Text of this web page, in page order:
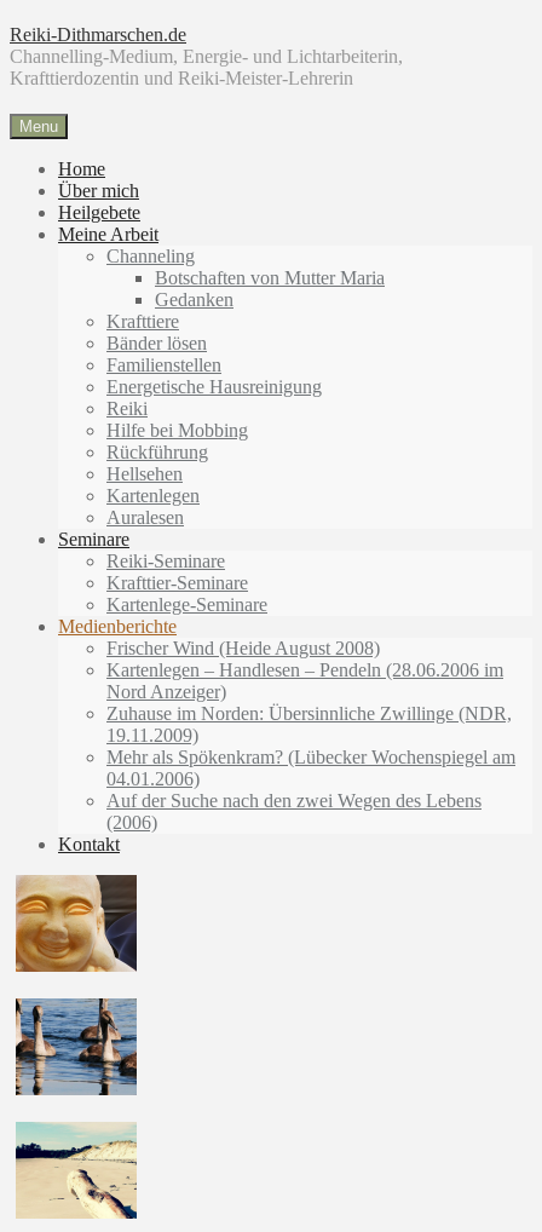
Skip
to
content
Reiki-Dithmarschen.de
Channelling-Medium, Energie- und Lichtarbeiterin,
Krafttierdozentin und Reiki-Meister-Lehrerin
Menu
Home
Über mich
Heilgebete
Meine Arbeit
Channeling
Botschaften von Mutter Maria
Gedanken
Krafttiere
Bänder lösen
Familienstellen
Energetische Hausreinigung
Reiki
Hilfe bei Mobbing
Rückführung
Hellsehen
Kartenlegen
Auralesen
Seminare
Reiki-Seminare
Krafttier-Seminare
Kartenlege-Seminare
Medienberichte
Frischer Wind (Heide August 2008)
Kartenlegen – Handlesen – Pendeln (28.06.2006 im
Nord Anzeiger)
Zuhause im Norden: Übersinnliche Zwillinge (NDR,
19.11.2009)
Mehr als Spökenkram? (Lübecker Wochenspiegel am
04.01.2006)
Auf der Suche nach den zwei Wegen des Lebens
(2006)
Kontakt